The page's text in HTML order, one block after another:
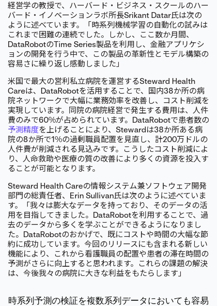
経営学の教授で、ハーバード・ビジネス・スクールのハー
バード・イノベーションラボ所長Srikant Datar氏は次の
ように述べています。「時系列機械学習の自動化の試みは
これまで困難の連続でした。しかし、ここ数か月間、
DataRobotのTime Series製品を利用し、金融アプリケシ
ョンの開発を行う中で、この製品の革新性とモデル構築の
容易さに繰り返し感動しました」
米国で最大の営利私立病院を運営するSteward Health
Careは、DataRobotを活用することで、国内38か所の病
院ネットワークで大幅に業務効率を改善し、コスト削減を
実現しています。同院の病院経営で発生する費用は、人件
費のみで60%が占められています。DataRobotで患者数の
予測精度を上げることにより、Stewardは38か所ある病
院の8か所で1%の過剰職員配置を見直し、計200万ドルの
人件費が削減される見込みです。こうしたコスト削減によ
り、人命救助や医療の質の改善により多くの資源を投入す
ることが可能となります。
Steward Health Careの情報システム兼ソフトウェア開発
部門の総責任者、Erin Sullivan氏は次のように述べていま
す。「我々は膨大なデータを持っており、そのデータの活
用を目指してきました。DataRobotを利用することで、過
去のデータから多くを学ぶことができるようになりまし
た。DataRobotのおかげで、既にコストや時間の大幅な節
約に成功しています。今回のリリースにも含まれる新しい
機能により、これから看護職員の配置や患者の滞在時間の
予測がさらに向上すると思われます。これらの課題の解決
は、今後我々の病院に大きな利益をもたらします」
時系列予測の検証を複数系列データにおいても容易